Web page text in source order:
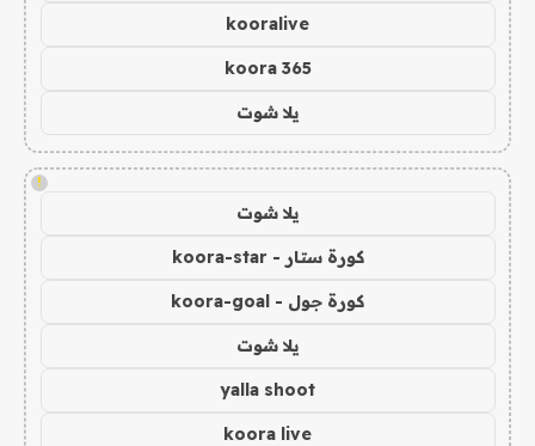
kooralive
koora 365
يلا شوت
!
يلا شوت
كورة ستار - koora-star
كورة جول - koora-goal
يلا شوت
yalla shoot
koora live